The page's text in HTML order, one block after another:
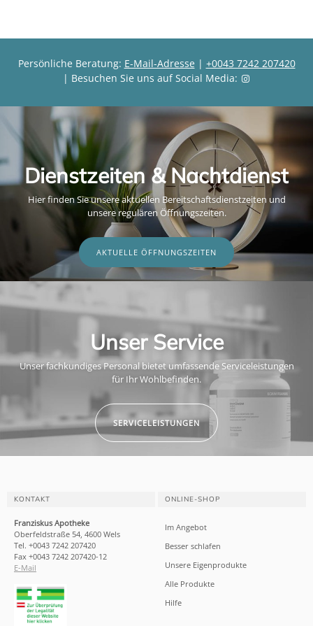
Persönliche Beratung: E-Mail-Adresse | +0043 7242 207420
| Besuchen Sie uns auf Social Media:
Dienstzeiten & Nachtdienst
Hier finden Sie unsere aktuellen Bereitschaftsdienstzeiten und
unsere regulären Öffnungszeiten.
AKTUELLE ÖFFNUNGSZEITEN
Unser Service
Unser fachkundiges Personal bietet umfassende Serviceleistungen
für Ihr Wohlbefinden.
SERVICELEISTUNGEN
KONTAKT
Franziskus Apotheke
Oberfeldstraße 54, 4600 Wels
Tel. +0043 7242 207420
Fax +0043 7242 207420-12
E-Mail
ONLINE-SHOP
Im Angebot
Besser schlafen
Unsere Eigenprodukte
Alle Produkte
Hilfe